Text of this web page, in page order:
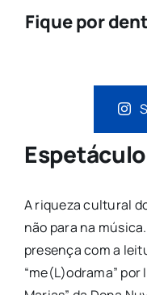
Fique por
A riqueza cultural
não para na
presença com a
“me(L)odrama” por